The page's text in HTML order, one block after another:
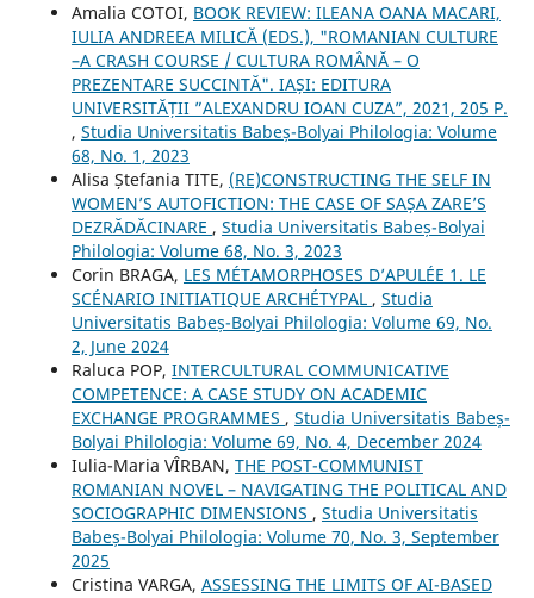
Amalia COTOI, BOOK REVIEW: ILEANA OANA MACARI,
IULIA ANDREEA MILICĂ (EDS.), "ROMANIAN CULTURE
–A CRASH COURSE / CULTURA ROMÂNĂ – O
PREZENTARE SUCCINTĂ". IAȘI: EDITURA
UNIVERSITĂȚII ”ALEXANDRU IOAN CUZA”, 2021, 205 P.
, Studia Universitatis Babeș-Bolyai Philologia: Volume
68, No. 1, 2023
Alisa Ștefania TITE, (RE)CONSTRUCTING THE SELF IN
WOMEN’S AUTOFICTION: THE CASE OF SAȘA ZARE’S
DEZRĂDĂCINARE , Studia Universitatis Babeș-Bolyai
Philologia: Volume 68, No. 3, 2023
Corin BRAGA, LES MÉTAMORPHOSES D’APULÉE 1. LE
SCÉNARIO INITIATIQUE ARCHÉTYPAL , Studia
Universitatis Babeș-Bolyai Philologia: Volume 69, No.
2, June 2024
Raluca POP, INTERCULTURAL COMMUNICATIVE
COMPETENCE: A CASE STUDY ON ACADEMIC
EXCHANGE PROGRAMMES , Studia Universitatis Babeș-
Bolyai Philologia: Volume 69, No. 4, December 2024
Iulia-Maria VÎRBAN, THE POST-COMMUNIST
ROMANIAN NOVEL – NAVIGATING THE POLITICAL AND
SOCIOGRAPHIC DIMENSIONS , Studia Universitatis
Babeș-Bolyai Philologia: Volume 70, No. 3, September
2025
Cristina VARGA, ASSESSING THE LIMITS OF AI-BASED